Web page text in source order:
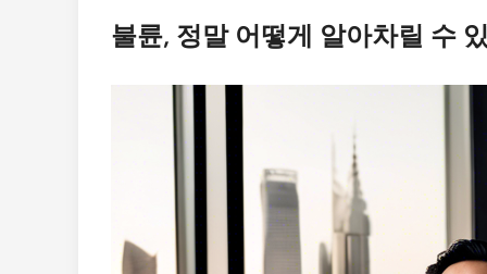
불륜, 정말 어떻게 알아차릴 수